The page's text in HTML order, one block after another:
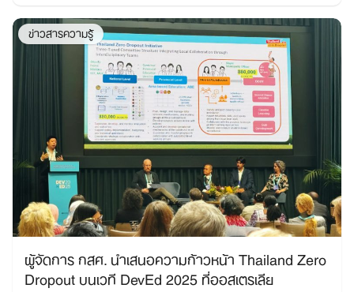
ข่าวสารความรู้
ผู้จัดการ กสศ. นำเสนอความก้าวหน้า Thailand Zero
Dropout บนเวที DevEd 2025 ที่ออสเตรเลีย